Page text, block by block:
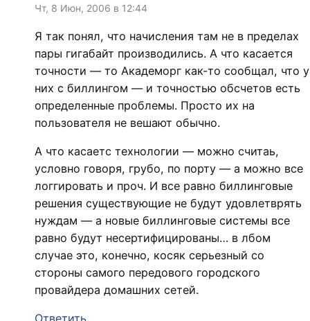
Чт, 8 Июн, 2006 в 12:44
Я так понял, что начисления там не в пределах
пары гигабайт производились. А что касается
точности — то Академорг как-то сообщал, что у
них с биллингом — и точностью обсчетов есть
определенные проблемы. Просто их на
пользователя не вешают обычно.
А что касаетс технологии — можно считаь,
условно говоря, грубо, по порту — а можно все
логгировать и проч. И все равно биллинговые
решения существующие не будут удовлетврять
нуждам — а новые биллинговые системы все
равно будут несертифицированы… в лбом
случае это, конечно, косяк серьезный со
стороны самого передового городского
провайдера домашних сетей.
Ответить